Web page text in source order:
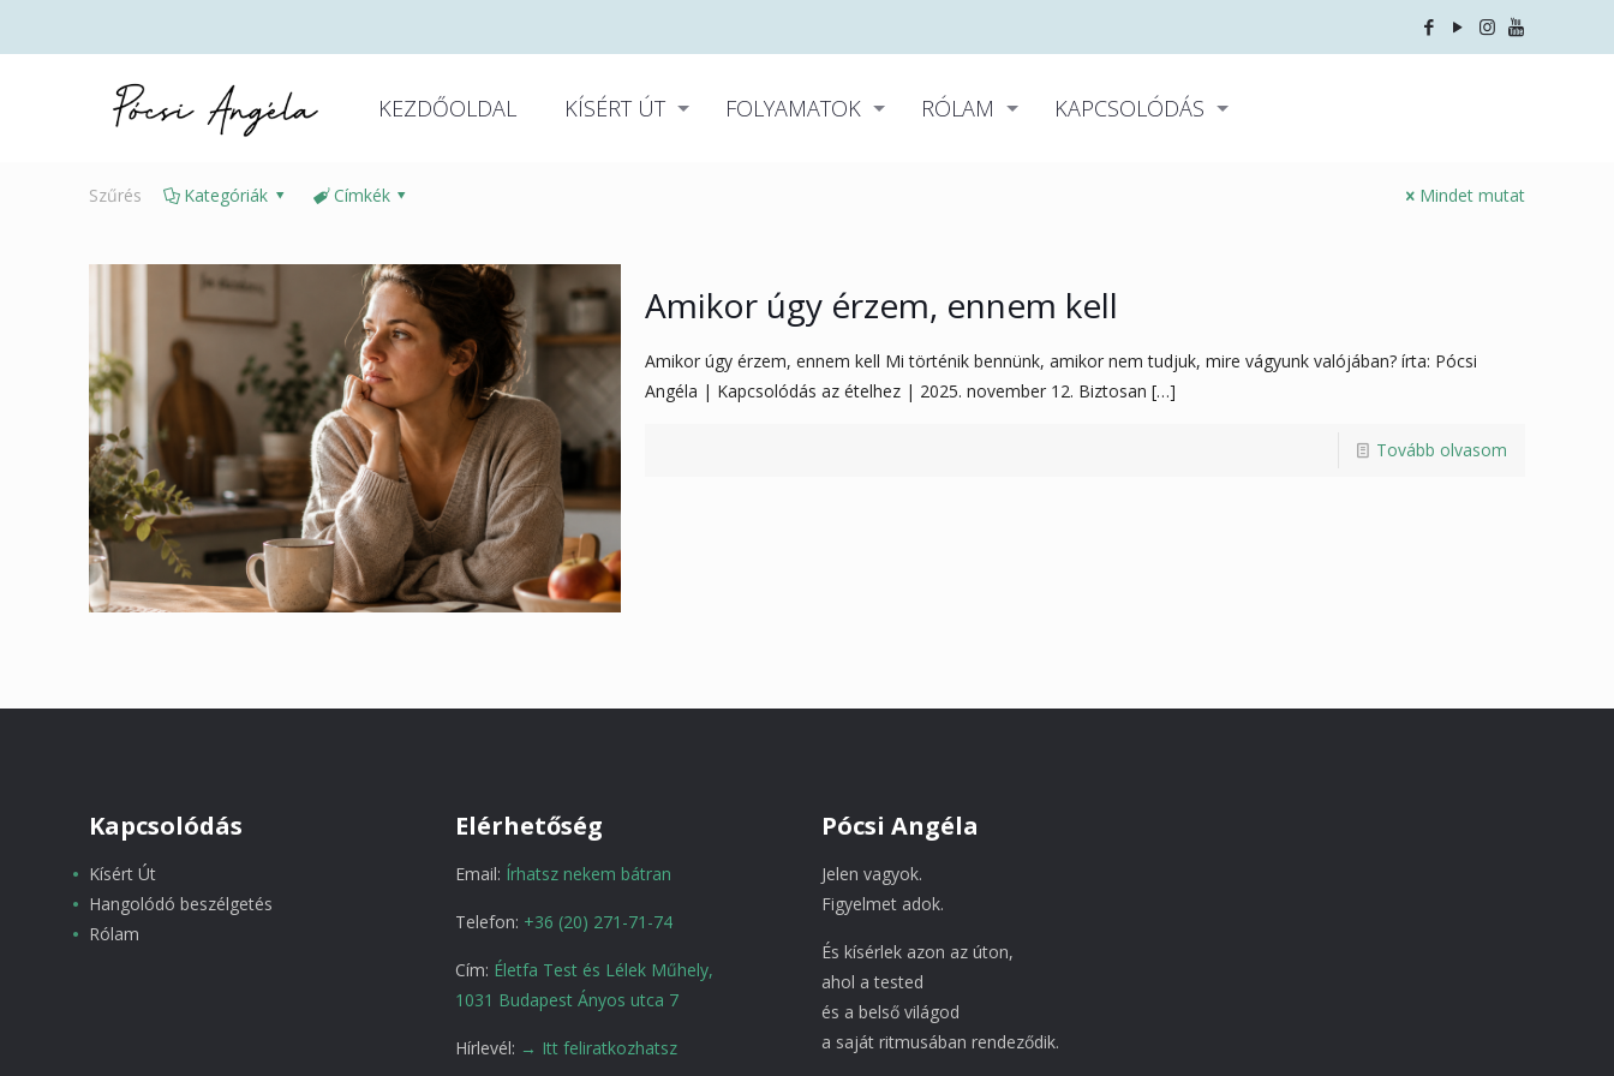
KEZDŐOLDAL KÍSÉRT ÚT FOLYAMATOK RÓLAM KAPCSOLÓDÁS
Szűrés Kategóriák Címkék Mindet mutat
Amikor úgy érzem, ennem kell
Amikor úgy érzem, ennem kell Mi történik bennünk, amikor nem tudjuk, mire vágyunk valójában? írta: Pócsi
Angéla | Kapcsolódás az ételhez | 2025. november 12. Biztosan […]
Tovább olvasom
Kapcsolódás
Kísért Út
Hangolódó beszélgetés
Rólam
Elérhetőség
Email: Írhatsz nekem bátran
Telefon: +36 (20) 271-71-74
Cím: Életfa Test és Lélek Műhely,
1031 Budapest Ányos utca 7
Hírlevél: → Itt feliratkozhatsz
Pócsi Angéla
Jelen vagyok.
Figyelmet adok.
És kísérlek azon az úton,
ahol a tested
és a belső világod
a saját ritmusában rendeződik.